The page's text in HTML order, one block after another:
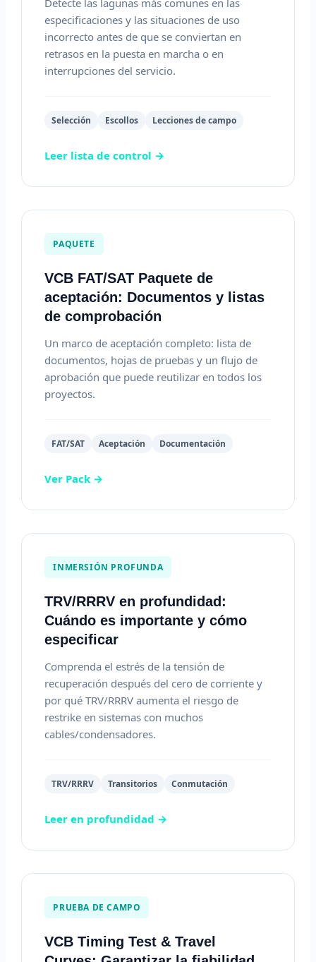
Detecte las lagunas más comunes en las
especificaciones y las situaciones de uso
incorrecto antes de que se conviertan en
retrasos en la puesta en marcha o en
interrupciones del servicio.
Selección Escollos Lecciones de campo
Leer lista de control →
PAQUETE
VCB FAT/SAT Paquete de
aceptación: Documentos y listas
de comprobación
Un marco de aceptación completo: lista de
documentos, hojas de pruebas y un flujo de
aprobación que puede reutilizar en todos los
proyectos.
FAT/SAT Aceptación Documentación
Ver Pack →
INMERSIÓN PROFUNDA
TRV/RRRV en profundidad:
Cuándo es importante y cómo
especificar
Comprenda el estrés de la tensión de
recuperación después del cero de corriente y
por qué TRV/RRRV aumenta el riesgo de
restrike en sistemas con muchos
cables/condensadores.
TRV/RRRV Transitorios Conmutación
Leer en profundidad →
PRUEBA DE CAMPO
VCB Timing Test & Travel